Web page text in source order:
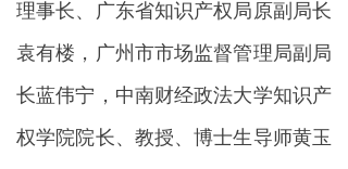
理事长、广东省知识产权局原副局长
袁有楼，广州市市场监督管理局副局
长蓝伟宁，中南财经政法大学知识产
权学院院长、教授、博士生导师黄玉